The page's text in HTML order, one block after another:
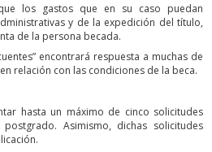
los gastos que en su caso puedan
y de la expedición del título,
de la persona becada.
encontrará respuesta a muchas de
relación con las condiciones de la beca.
hasta un máximo de cinco solicitudes
Asimismo, dichas solicitudes